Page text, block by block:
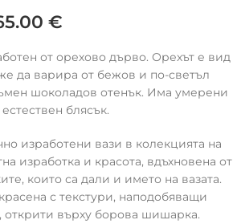
€
от орехово дърво. Орехът е вид
да варира от бежов и по-светъл
шоколадов отенък. Има умерени
блясък.
изработени вази в колекцията на
изработка и красота, вдъхновена от
които са дали и името на вазата.
с текстури, наподобяващи
върху борова шишарка.